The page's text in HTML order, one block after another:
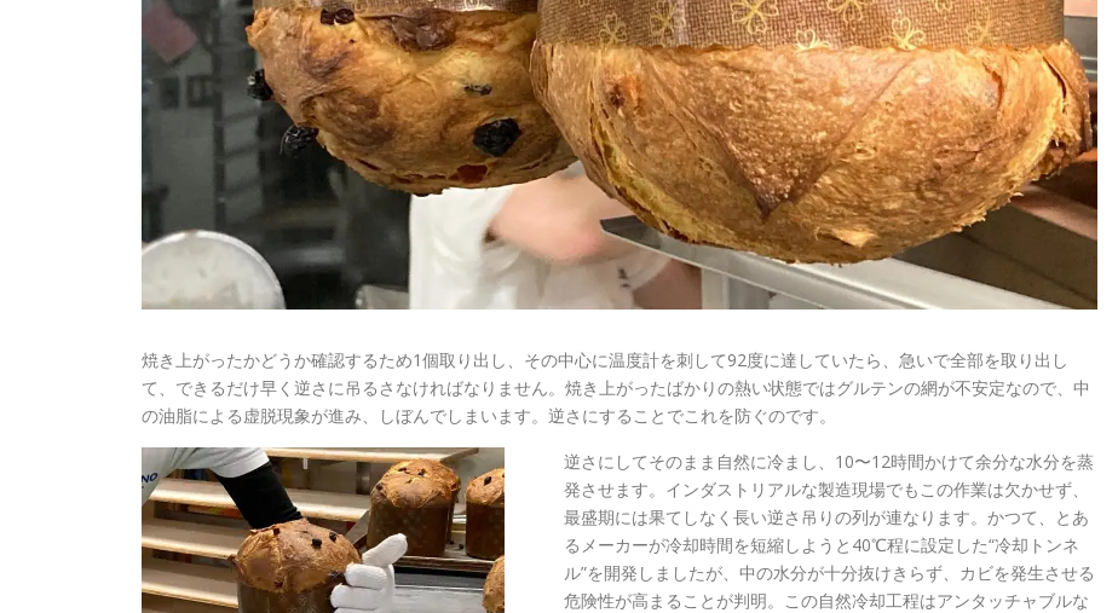
焼き上がったかどうか確認するため1個取り出し、その中心に温度計を刺して92度に達していたら、急いで全部を取り出し
て、できるだけ早く逆さに吊るさなければなりません。焼き上がったばかりの熱い状態ではグルテンの網が不安定なので、中
の油脂による虚脱現象が進み、しぼんでしまいます。逆さにすることでこれを防ぐのです。
逆さにしてそのまま自然に冷まし、10〜12時間かけて余分な水分を蒸
発させます。インダストリアルな製造現場でもこの作業は欠かせず、
最盛期には果てしなく長い逆さ吊りの列が連なります。かつて、とあ
るメーカーが冷却時間を短縮しようと40℃程に設定した“冷却トンネ
ル”を開発しましたが、中の水分が十分抜けきらず、カビを発生させる
危険性が高まることが判明。この自然冷却工程はアンタッチャブルな